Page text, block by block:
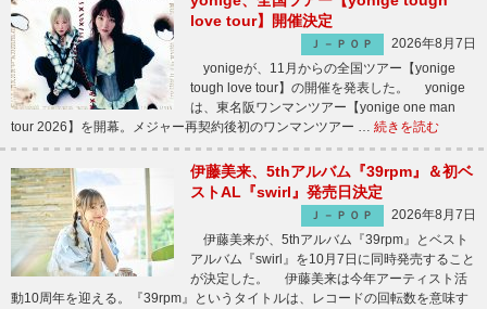
love tour】開催決定
Ｊ－ＰＯＰ
2026年8月7日
yonigeが、11月からの全国ツアー【yonige
tough love tour】の開催を発表した。 yonige
は、東名阪ワンマンツアー【yonige one man
tour 2026】を開幕。メジャー再契約後初のワンマンツアー … 続きを読む
伊藤美来、5thアルバム『39rpm』＆初ベ
ストAL『swirl』発売日決定
Ｊ－ＰＯＰ
2026年8月7日
伊藤美来が、5thアルバム『39rpm』とベスト
アルバム『swirl』を10月7日に同時発売すること
が決定した。 伊藤美来は今年アーティスト活
動10周年を迎える。『39rpm』というタイトルは、レコードの回転数を意味す